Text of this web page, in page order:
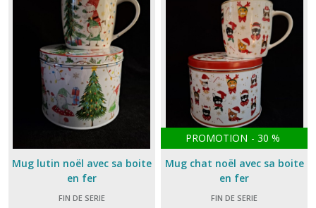
Mug lutin noël avec sa boite
en fer
FIN DE SERIE
PROMOTION - 30 %
Mug chat noël avec sa boite
en fer
FIN DE SERIE